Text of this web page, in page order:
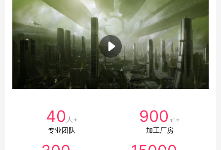
40 人+
专业团队
900 ㎡+
加工厂房